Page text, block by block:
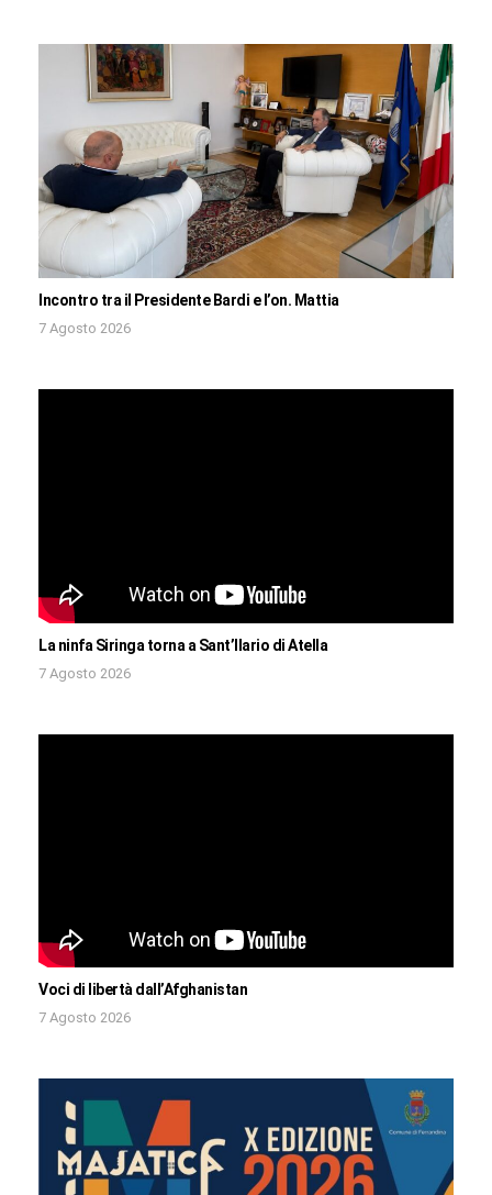
Incontro tra il Presidente Bardi e l’on. Mattia
7 Agosto 2026
La ninfa Siringa torna a Sant’Ilario di Atella
7 Agosto 2026
Voci di libertà dall’Afghanistan
7 Agosto 2026